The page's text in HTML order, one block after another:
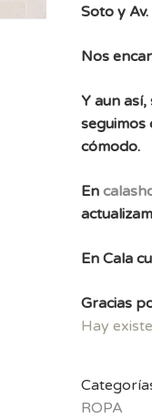
Soto y
Nos
Y aun
seguimos
cómodo.
En
En Cala
Gracias
Hay
ROPA